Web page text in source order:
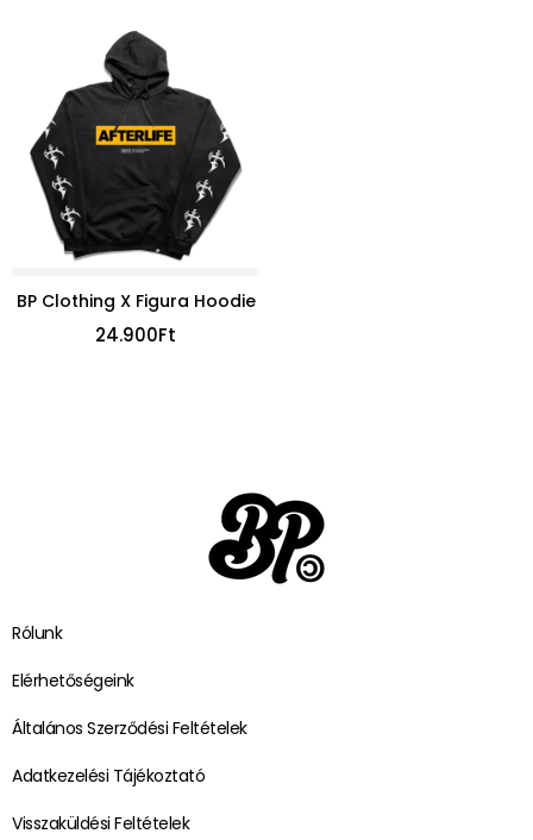
BP Clothing X Figura Hoodie
24.900Ft
Rólunk
Elérhetőségeink
Általános Szerződési Feltételek
Adatkezelési Tájékoztató
Visszaküldési Feltételek